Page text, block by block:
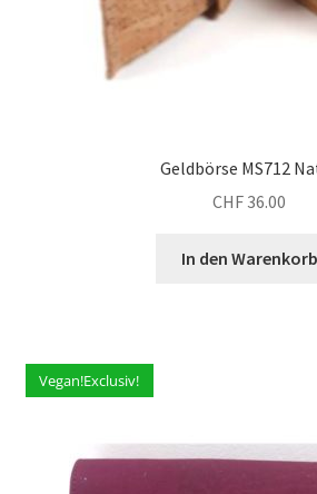
Geldbörse MS712
CHF36.00
In den Warenkorb
Vegan!Exclusiv!